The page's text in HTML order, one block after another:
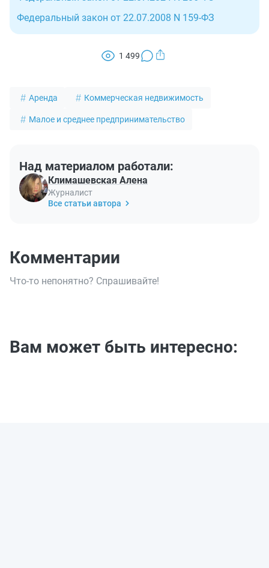
Федеральный закон от 22.07.2008 N 159-ФЗ
1 499
Аренда Коммерческая недвижимость
Малое и среднее предпринимательство
Над материалом работали:
Климашевская Алена
Журналист
Все статьи автора
Комментарии
Что-то непонятно? Спрашивайте!
Вам может быть интересно: